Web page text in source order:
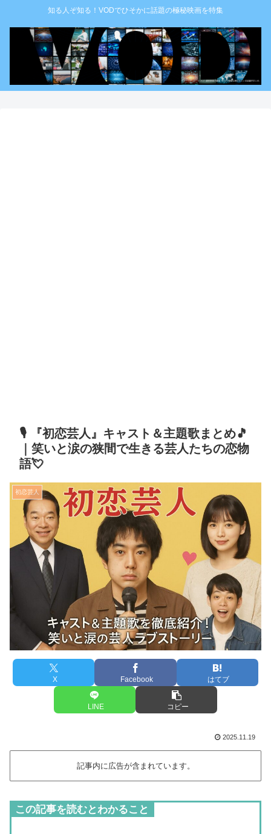
知る人ぞ知る！VODでひそかに話題の極秘映画を特集
🎙️ 『初恋芸人』キャスト＆主題歌まとめ🎵
｜笑いと涙の狭間で生きる芸人たちの恋物
語💘
初恋芸人
X Facebook はてブ
LINE コピー
2025.11.19
記事内に広告が含まれています。
この記事を読むとわかること